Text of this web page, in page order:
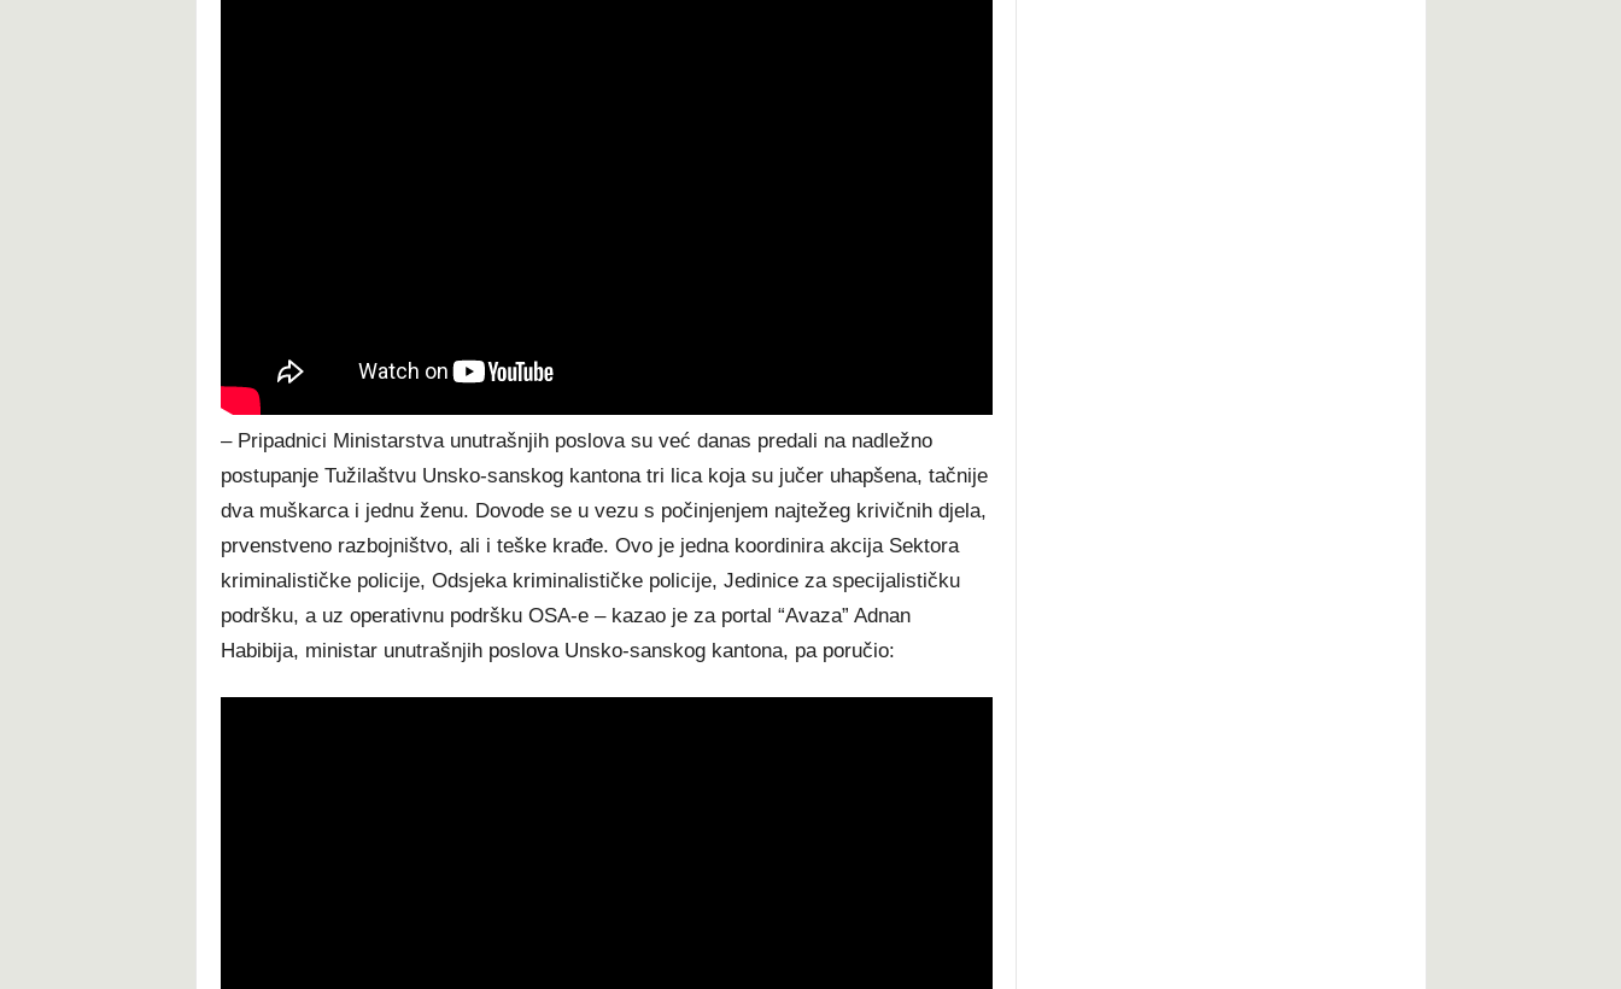
– Pripadnici Ministarstva unutrašnjih poslova su već danas predali na nadležno
postupanje Tužilaštvu Unsko-sanskog kantona tri lica koja su jučer uhapšena, tačnije
dva muškarca i jednu ženu. Dovode se u vezu s počinjenjem najtežeg krivičnih djela,
prvenstveno razbojništvo, ali i teške krađe. Ovo je jedna koordinira akcija Sektora
kriminalističke policije, Odsjeka kriminalističke policije, Jedinice za specijalističku
podršku, a uz operativnu podršku OSA-e – kazao je za portal “Avaza” Adnan
Habibija, ministar unutrašnjih poslova Unsko-sanskog kantona, pa poručio: